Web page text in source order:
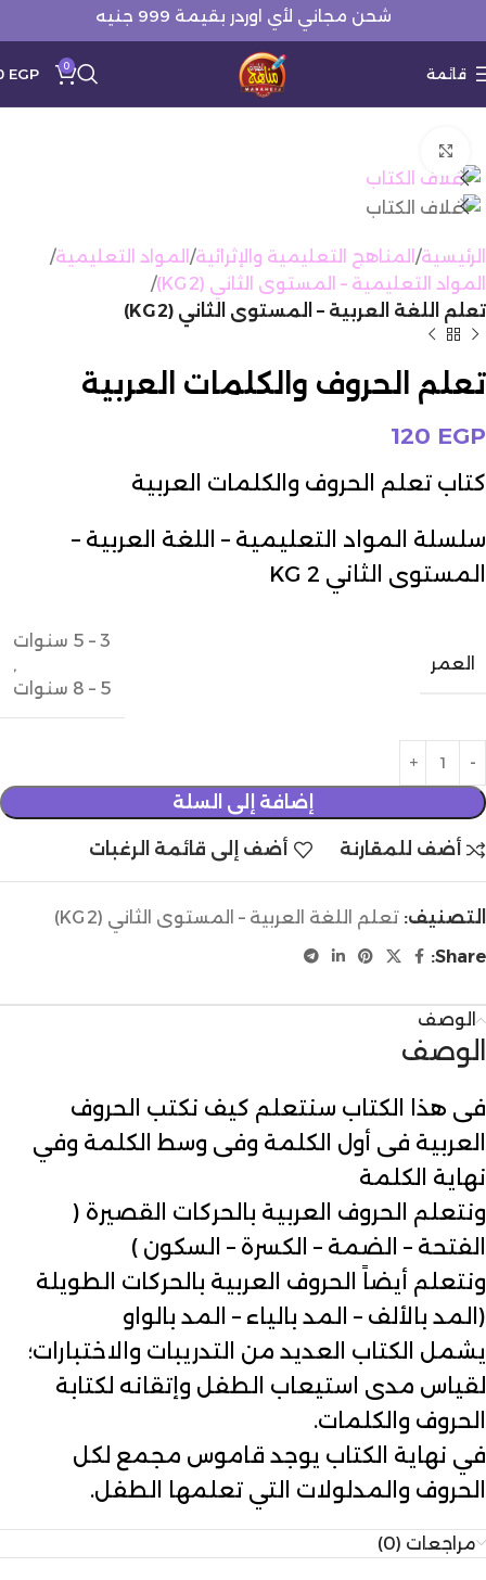
شحن مجاني لأي اوردر بقيمة 999 جنيه
قائمة 0
EGP
الرئيسية المناهج التعليمية والإثرائية المواد التعليمية
المواد التعليمية – المستوى الثاني (KG 2)
تعلم اللغة العربية – المستوى الثاني (KG 2)
تعلم الحروف والكلمات العربية
120 EGP
كتاب تعلم الحروف والكلمات العربية
سلسلة المواد التعليمية – اللغة العربية –
المستوى الثاني KG 2
العمر
3 – 5 سنوات
,
5 – 8 سنوات
إضافة إلى السلة
أضف للمقارنة أضف إلى قائمة الرغبات
التصنيف: تعلم اللغة العربية – المستوى الثاني (KG 2)
Share:
الوصف
الوصف
فى هذا الكتاب سنتعلم كيف نكتب الحروف
العربية فى أول الكلمة وفى وسط الكلمة وفي
نهاية الكلمة
ونتعلم الحروف العربية بالحركات القصيرة (
الفتحة – الضمة – الكسرة – السكون )
ونتعلم أيضاً الحروف العربية بالحركات الطويلة
(المد بالألف – المد بالياء – المد بالواو
يشمل الكتاب العديد من التدريبات والاختبارات؛
لقياس مدى استيعاب الطفل وإتقانه لكتابة
الحروف والكلمات.
في نهاية الكتاب يوجد قاموس مجمع لكل
الحروف والمدلولات التي تعلمها الطفل.
مراجعات (0)